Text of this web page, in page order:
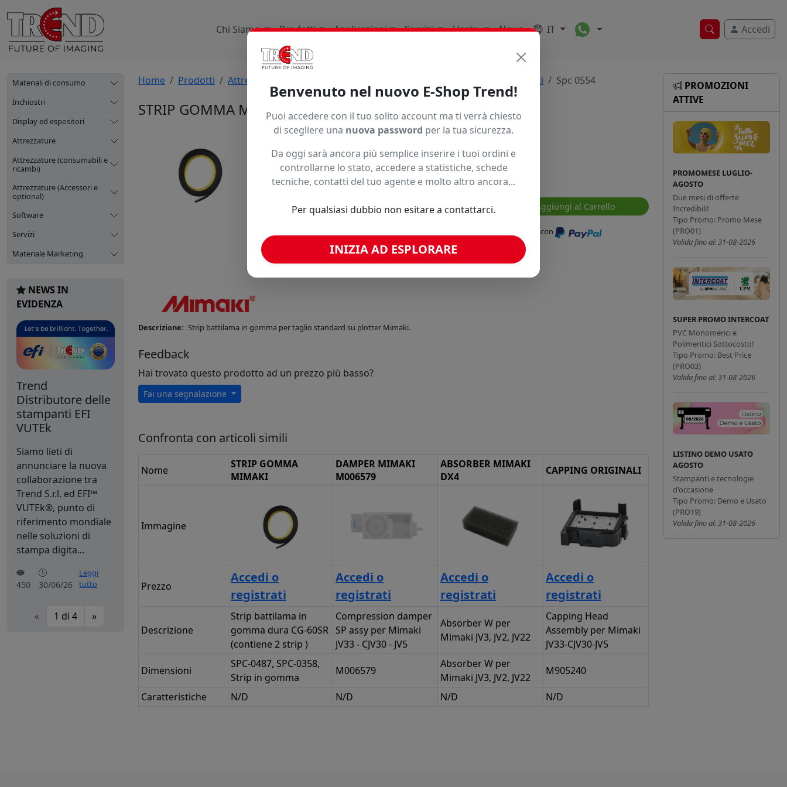
Ricerca veloce
Accedi
Chi Siamo Prodotti Applicazioni Servizi Usato News IT Toggle Dropdown
Materiali di consumo
Inchiostri
Display ed espositori
Attrezzature
Attrezzature (consumabili e
ricambi)
Attrezzature (Accessori e
optional)
Software
Servizi
Materiale Marketing
NEWS IN
EVIDENZA
Trend
Distributore delle
stampanti EFI
VUTEk
Siamo lieti di
annunciare la nuova
collaborazione tra
Trend S.r.l. ed EFI™
VUTEk®, punto di
riferimento mondiale
nelle soluzioni di
stampa digita...
450 30/06/26
Leggi
tutto
« 1 di 4 »
Home Prodotti Attrezzature Consumabili E Ricambi Mimaki Spc 0554
STRIP GOMMA MIMAKI
Strip in gomma
Seleziona una variante per vedere
sconti riservati, disponibilità ed
Codice:SPC-0554
Caratteristiche:n.d.
Subtotale:—€
Prezzo bobina:
− + Aggiungi al Carrello
Paga in 3 rate senza interessi con
Descrizione: Strip battilama in gomma per taglio standard su plotter Mimaki.
Feedback
Hai trovato questo prodotto ad un prezzo più basso?
Fai una segnalazione
Confronta con articoli simili
Nome
STRIP GOMMA
MIMAKI
DAMPER MIMAKI
M006579
ABSORBER MIMAKI
DX4
CAPPING ORIGINALI
Immagine
Prezzo
Accedi o
registrati
Accedi o
registrati
Accedi o
registrati
Accedi o
registrati
Descrizione
Strip battilama in
gomma dura CG-60SR
(contiene 2 strip )
Compression damper
SP assy per Mimaki
JV33 - CJV30 - JV5
Absorber W per
Mimaki JV3, JV2, JV22
Capping Head
Assembly per Mimaki
JV33-CJV30-JV5
Dimensioni
SPC-0487, SPC-0358,
Strip in gomma
M006579
Absorber W per
Mimaki JV3, JV2, JV22
M905240
Caratteristiche N/D N/D N/D N/D
PROMOZIONI
ATTIVE
PROMOMESE LUGLIO-
AGOSTO
Due mesi di offerte
Incredibili!
Tipo Promo: Promo Mese
(PRO01)
Valida fino al: 31-08-2026
SUPER PROMO INTERCOAT
PVC Monomerici e
Polimentici Sottocosto!
Tipo Promo: Best Price
(PRO03)
Valida fino al: 31-08-2026
LISTINO DEMO USATO
AGOSTO
Stampanti e tecnologie
d'occasione
Tipo Promo: Demo e Usato
(PRO19)
Valida fino al: 31-08-2026
Benvenuto nel nuovo E-Shop Trend!
Puoi accedere con il tuo solito account ma ti verrà chiesto
di scegliere una nuova password per la tua sicurezza.
Da oggi sarà ancora più semplice inserire i tuoi ordini e
controllarne lo stato, accedere a statistiche, schede
tecniche, contatti del tuo agente e molto altro ancora...
Per qualsiasi dubbio non esitare a contattarci.
INIZIA AD ESPLORARE